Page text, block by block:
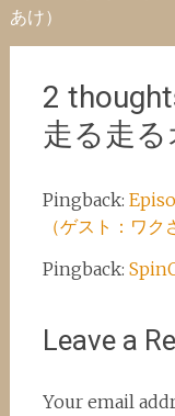
あけ）
2
走る走
Pingback:
（ゲスト：ワク
Pingback:
Leave a
Your email